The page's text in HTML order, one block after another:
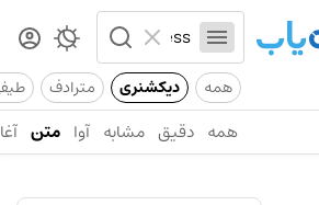
همه دیکشنری مترادف
همه دقیق مشابه آوا متن